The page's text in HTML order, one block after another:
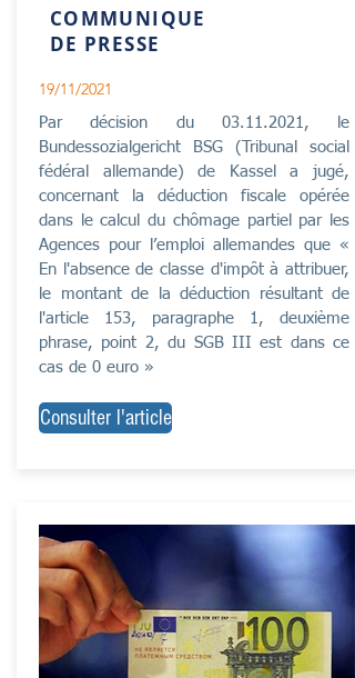
COMMUNIQUE
DE PRESSE
19/11/2021
Par décision du 03.11.2021, le
Bundessozialgericht BSG (Tribunal social
fédéral allemande) de Kassel a jugé,
concernant la déduction fiscale opérée
dans le calcul du chômage partiel par les
Agences pour l’emploi allemandes que «
En l'absence de classe d'impôt à attribuer,
le montant de la déduction résultant de
l'article 153, paragraphe 1, deuxième
phrase, point 2, du SGB III est dans ce
cas de 0 euro »
Consulter l'article